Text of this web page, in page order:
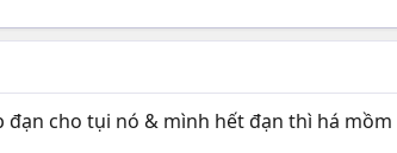
cho tụi nó & mình hết đạn thì há